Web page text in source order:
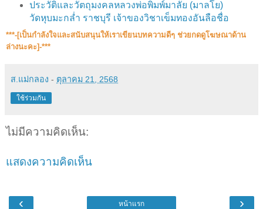
ประวัติและวัตถุมงคลหลวงพ่อพิมพ์มาลัย (มาลโย)
วัดหุบมะกล่ำ ราชบุรี เจ้าของวิชาเข็มทองอันลือชื่อ
***-[เป็นกำลังใจและสนับสนุน​ให้เราเขียนบทความดีๆ ช่วยกดดูโฆษณาด้าน
ล่างนะคะ]-***
ส.แม่กลอง - ตุลาคม 21, 2568
ใช้ร่วมกัน
ไม่มีความคิดเห็น:
แสดงความคิดเห็น
‹ ›
หน้าแรก